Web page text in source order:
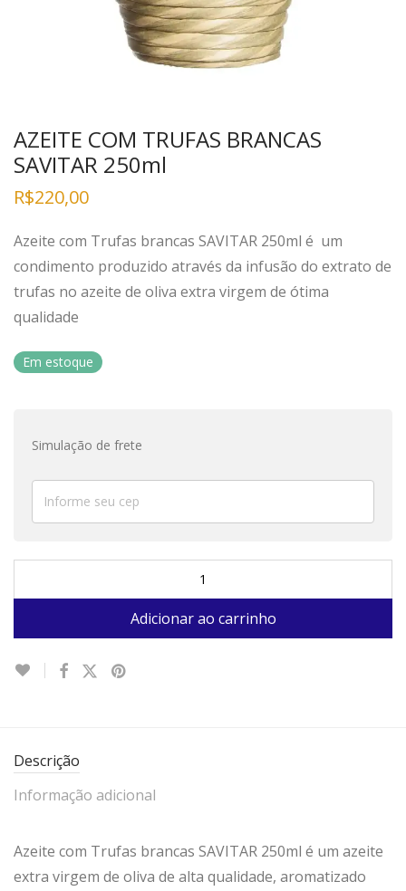
AZEITE COM TRUFAS BRANCAS
SAVITAR 250ml
R$220,00
Azeite com Trufas brancas SAVITAR 250ml é um
condimento produzido através da infusão do extrato de
trufas no azeite de oliva extra virgem de ótima
qualidade
Em estoque
Simulação de frete
Adicionar ao carrinho
Descrição
Informação adicional
Azeite com Trufas brancas SAVITAR 250ml é um azeite
extra virgem de oliva de alta qualidade, aromatizado